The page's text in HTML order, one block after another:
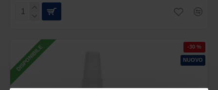
NUOVO
DISPONIBILE -30 %